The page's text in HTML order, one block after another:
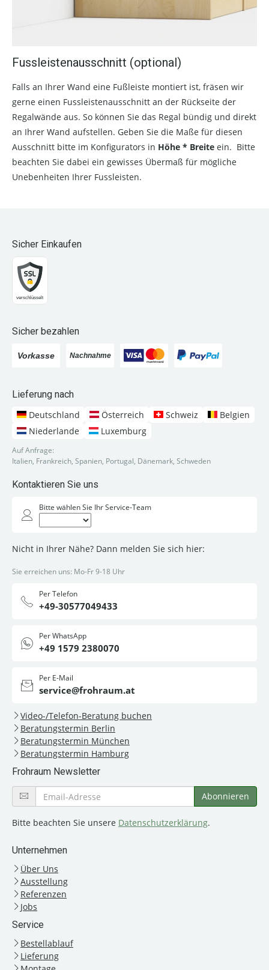
Fussleistenausschnitt (optional)
Falls an Ihrer Wand eine Fußleiste montiert ist, fräsen wir
gerne einen Fussleistenausschnitt an der Rückseite der
Regalwände aus. So können Sie das Regal bündig und direkt
an Ihrer Wand aufstellen. Geben Sie die Maße für diesen
Ausschnitt bitte im Konfigurators in Höhe * Breite ein. Bitte
beachten Sie dabei ein gewisses Übermaß für mögliche
Unebenheiten Ihrer Fussleisten.
Sicher Einkaufen
Sicher bezahlen
Lieferung nach
Deutschland
Österreich Schweiz
Belgien
Niederlande
Luxemburg
Auf Anfrage:
Italien, Frankreich, Spanien, Portugal, Dänemark, Schweden
Kontaktieren Sie uns
Bitte wählen Sie Ihr Service-Team
Nicht in Ihrer Nähe? Dann melden Sie sich hier:
Sie erreichen uns: Mo-Fr 9-18 Uhr
Per Telefon
+49-30577049433
Per WhatsApp
+49 1579 2380070
Per E-Mail
service@frohraum.at
Video-/Telefon-Beratung buchen
Beratungstermin Berlin
Beratungstermin München
Beratungstermin Hamburg
Frohraum Newsletter
Bitte beachten Sie unsere Datenschutzerklärung.
Unternehmen
Über Uns
Ausstellung
Referenzen
Jobs
Service
Bestellablauf
Lieferung